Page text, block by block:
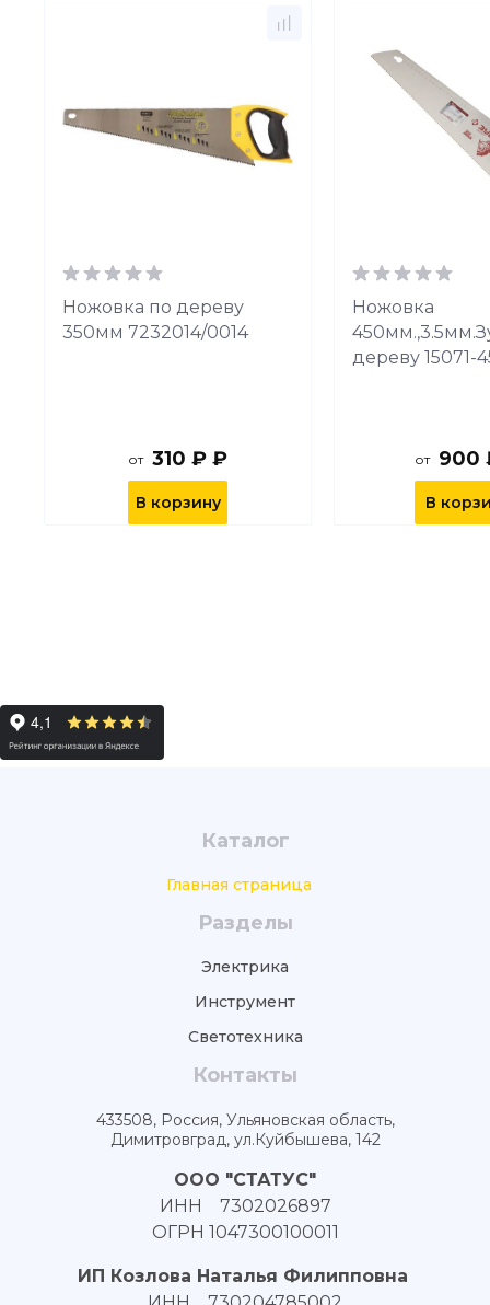
Ножовка по дереву
350мм 7232014/0014
от 310 ₽ ₽
В корзину
Ножовка
дереву 15071-
от 900
В
Каталог
Главная страница
Разделы
Электрика
Инструмент
Светотехника
Контакты
433508, Россия, Ульяновская область,
Димитровград, ул.Куйбышева, 142
ООО "СТАТУС"
ИНН 7302026897
ОГРН 1047300100011
ИП Козлова Наталья Филипповна